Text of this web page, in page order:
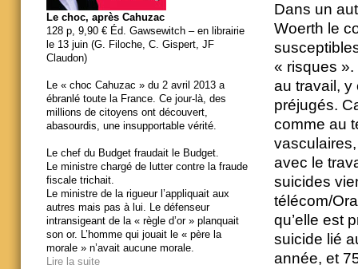
Dans un
Woerth le
« risques ».
au travail, y
préjugés.
comme au
avec le
suicides
télécom/
qu’elle est
suicide lié
année, et
Le choc, après Cahuzac
128 p, 9,90 € Éd. Gawsewitch – en librairie
le 13 juin (G. Filoche, C. Gispert, JF
Claudon)
Le « choc Cahuzac » du 2 avril 2013 a
ébranlé toute la France. Ce jour-là, des
millions de citoyens ont découvert,
abasourdis, une insupportable vérité.
Le chef du Budget fraudait le Budget.
Le ministre chargé de lutter contre la fraude
fiscale trichait.
Le ministre de la rigueur l’appliquait aux
autres mais pas à lui. Le défenseur
intransigeant de la « règle d’or » planquait
son or. L’homme qui jouait le « père la
morale » n’avait aucune morale.
Lire la suite